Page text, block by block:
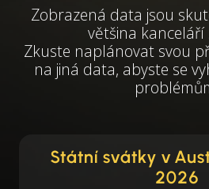
Zobrazená data jsou
většina kanceláří
Zkuste naplánovat svou
na jiná data, abyste se
Státní svátky v
2026